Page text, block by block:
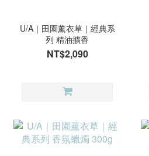
U/A｜田園薰衣草｜經典系
列 精油擴香
NT$2,090